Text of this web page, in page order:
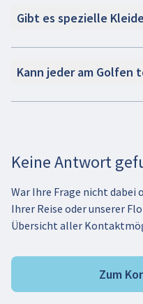
Gibt es spezielle
Kann jeder am Golfen
Keine Antwort
War Ihre Frage nicht dabei
Ihrer Reise oder unserer
Übersicht aller
Zum